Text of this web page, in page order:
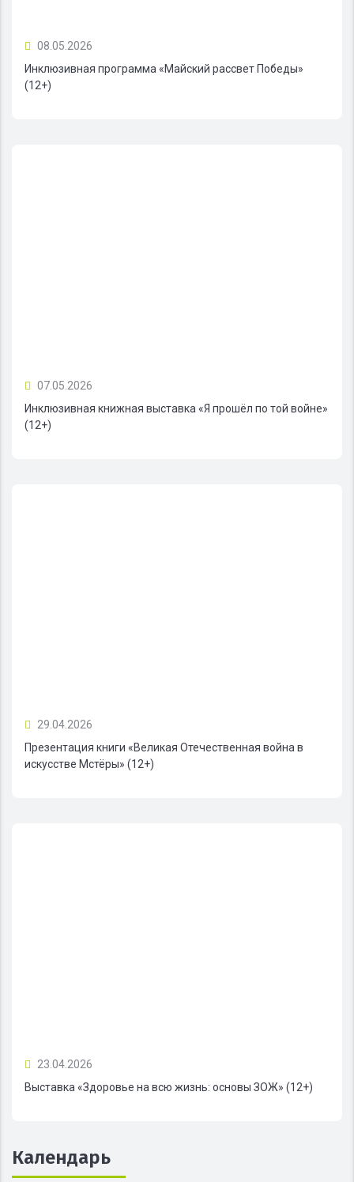
08.05.2026
Инклюзивная программа «Майский рассвет Победы»
(12+)
07.05.2026
Инклюзивная книжная выставка «Я прошёл по той войне»
(12+)
29.04.2026
Презентация книги «Великая Отечественная война в
искусстве Мстёры» (12+)
23.04.2026
Выставка «Здоровье на всю жизнь: основы ЗОЖ» (12+)
Календарь